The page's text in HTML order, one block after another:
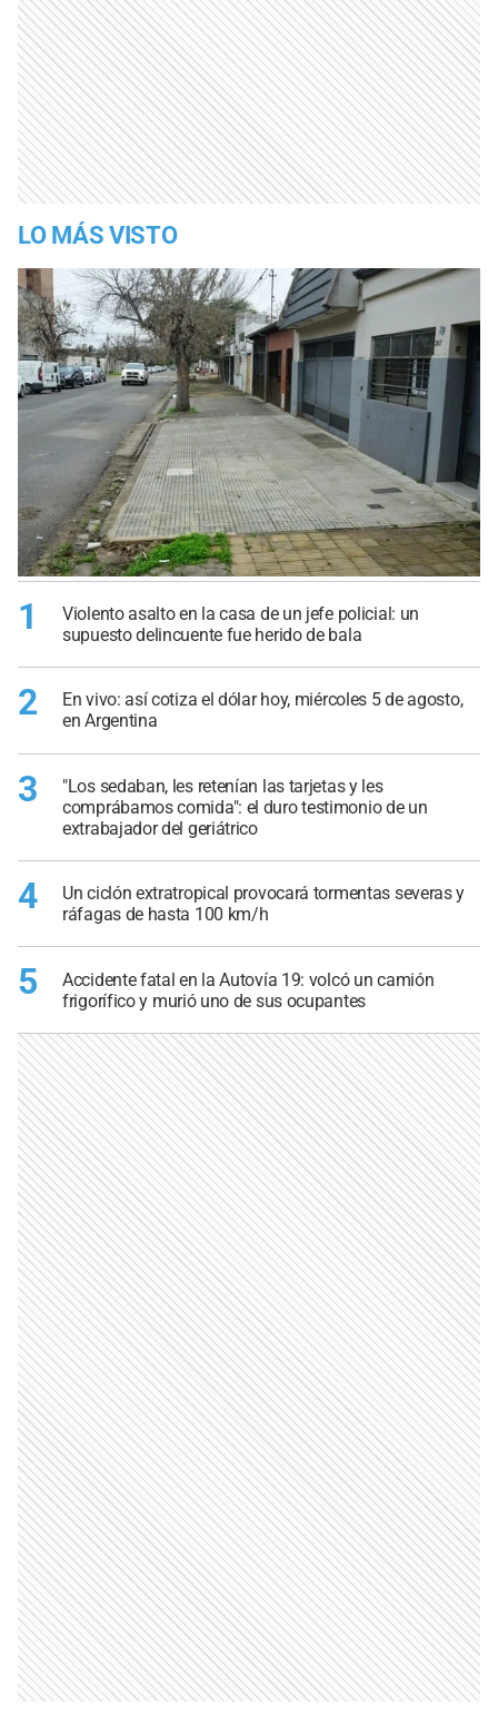
LO MÁS VISTO
1
Violento asalto en la casa de un jefe policial: un
supuesto delincuente fue herido de bala
2
En vivo: así cotiza el dólar hoy, miércoles 5 de agosto,
en Argentina
3
"Los sedaban, les retenían las tarjetas y les
comprábamos comida": el duro testimonio de un
extrabajador del geriátrico
4
Un ciclón extratropical provocará tormentas severas y
ráfagas de hasta 100 km/h
5
Accidente fatal en la Autovía 19: volcó un camión
frigorífico y murió uno de sus ocupantes